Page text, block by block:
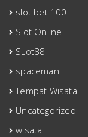
slot bet 100
Slot Online
SLot88
spaceman
Tempat Wisata
Uncategorized
wisata